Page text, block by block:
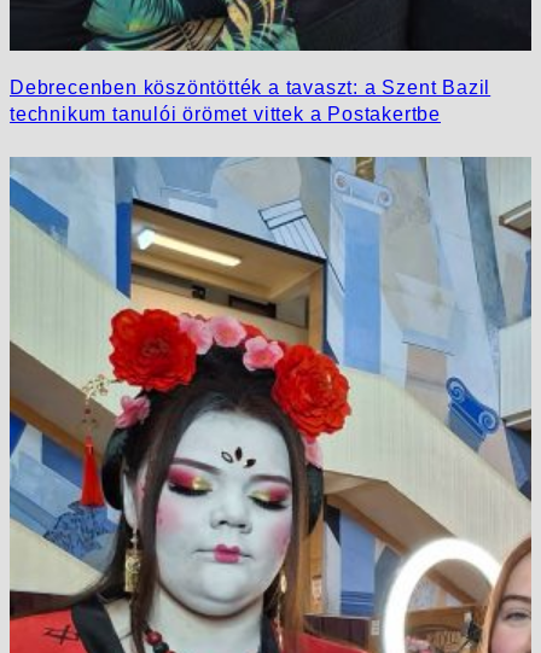
Debrecenben köszöntötték a tavaszt: a Szent Bazil
technikum tanulói örömet vittek a Postakertbe